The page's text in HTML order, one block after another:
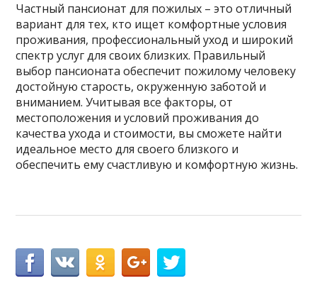
Частный пансионат для пожилых – это отличный
вариант для тех, кто ищет комфортные условия
проживания, профессиональный уход и широкий
спектр услуг для своих близких. Правильный
выбор пансионата обеспечит пожилому человеку
достойную старость, окруженную заботой и
вниманием. Учитывая все факторы, от
местоположения и условий проживания до
качества ухода и стоимости, вы сможете найти
идеальное место для своего близкого и
обеспечить ему счастливую и комфортную жизнь.